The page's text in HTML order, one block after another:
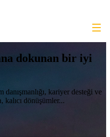
dokunan bir iyi
kariyer desteği ve
kalıcı dönüşümler...